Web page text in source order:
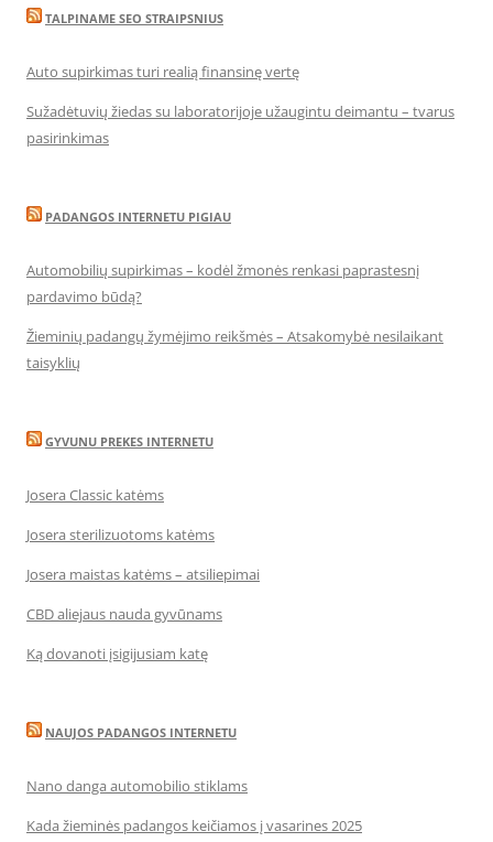
TALPINAME SEO STRAIPSNIUS
Auto supirkimas turi realią finansinę vertę
Sužadėtuvių žiedas su laboratorijoje užaugintu deimantu – tvarus
pasirinkimas
PADANGOS INTERNETU PIGIAU
Automobilių supirkimas – kodėl žmonės renkasi paprastesnį
pardavimo būdą?
Žieminių padangų žymėjimo reikšmės – Atsakomybė nesilaikant
taisyklių
GYVUNU PREKES INTERNETU
Josera Classic katėms
Josera sterilizuotoms katėms
Josera maistas katėms – atsiliepimai
CBD aliejaus nauda gyvūnams
Ką dovanoti įsigijusiam katę
NAUJOS PADANGOS INTERNETU
Nano danga automobilio stiklams
Kada žieminės padangos keičiamos į vasarines 2025